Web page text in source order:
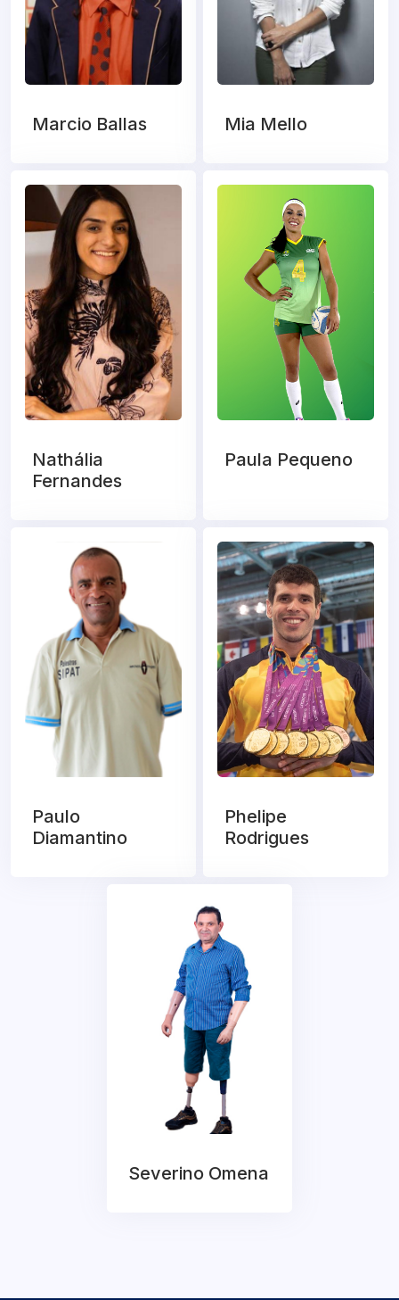
Marcio Ballas Mia Mello
Nathália
Fernandes
Paula Pequeno
Paulo
Diamantino
Phelipe
Rodrigues
Severino Omena